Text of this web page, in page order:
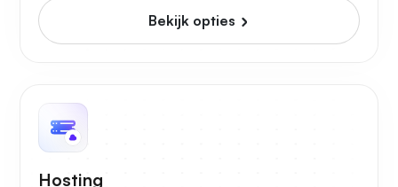
Bekijk opties
Hosting